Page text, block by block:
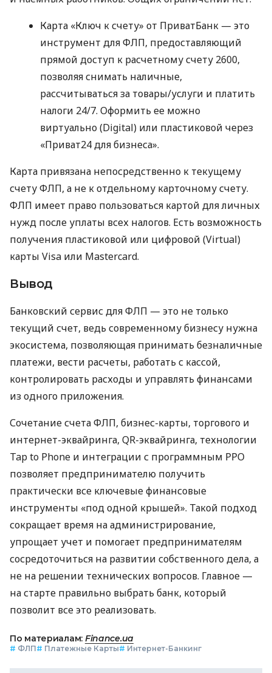
Карта «Ключ к счету» от ПриватБанк — это
инструмент для ФЛП, предоставляющий
прямой доступ к расчетному счету 2600,
позволяя снимать наличные,
рассчитываться за товары/услуги и платить
налоги 24/7. Оформить ее можно
виртуально (Digital) или пластиковой через
«Приват24 для бизнеса».
Карта привязана непосредственно к текущему
счету ФЛП, а не к отдельному карточному счету.
ФЛП имеет право пользоваться картой для личных
нужд после уплаты всех налогов. Есть возможность
получения пластиковой или цифровой (Virtual)
карты Visa или Mastercard.
Вывод
Банковский сервис для ФЛП — это не только
текущий счет, ведь современному бизнесу нужна
экосистема, позволяющая принимать безналичные
платежи, вести расчеты, работать с кассой,
контролировать расходы и управлять финансами
из одного приложения.
Сочетание счета ФЛП, бизнес-карты, торгового и
интернет-эквайринга, QR-эквайринга, технологии
Tap to Phone и интеграции с программным РРО
позволяет предпринимателю получить
практически все ключевые финансовые
инструменты «под одной крышей». Такой подход
сокращает время на администрирование,
упрощает учет и помогает предпринимателям
сосредоточиться на развитии собственного дела, а
не на решении технических вопросов. Главное —
на старте правильно выбрать банк, который
позволит все это реализовать.
По материалам: Finance.ua
# ФЛП# Платежные Карты# Интернет-Банкинг